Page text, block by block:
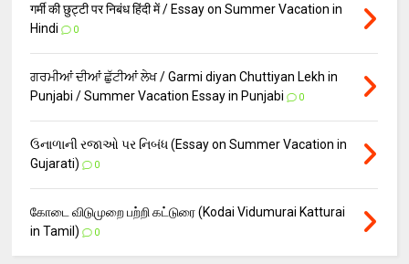
गर्मी की छुट्टी पर निबंध हिंदी में / Essay on Summer Vacation in
Hindi
0
ਗਰਮੀਆਂ ਦੀਆਂ ਛੁੱਟੀਆਂ ਲੇਖ / Garmi diyan Chuttiyan Lekh in
Punjabi / Summer Vacation Essay in Punjabi
0
ઉનાળાની રજાઓ પર નિબંધ (Essay on Summer Vacation in
Gujarati)
0
கோடை விடுமுறை பற்றி கட்டுரை (Kodai Vidumurai Katturai
in Tamil)
0